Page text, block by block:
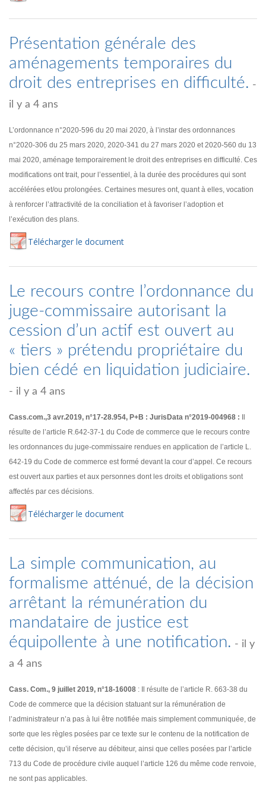
Présentation générale des
aménagements temporaires du
droit des entreprises en difficulté. -
il y a 4 ans
L’ordonnance n°2020-596 du 20 mai 2020, à l’instar des ordonnances
n°2020-306 du 25 mars 2020, 2020-341 du 27 mars 2020 et 2020-560 du 13
mai 2020, aménage temporairement le droit des entreprises en difficulté. Ces
modifications ont trait, pour l’essentiel, à la durée des procédures qui sont
accélérées et/ou prolongées. Certaines mesures ont, quant à elles, vocation
à renforcer l’attractivité de la conciliation et à favoriser l’adoption et
l’exécution des plans.
Télécharger le document
Le recours contre l’ordonnance du
juge-commissaire autorisant la
cession d’un actif est ouvert au
« tiers » prétendu propriétaire du
bien cédé en liquidation judiciaire.
- il y a 4 ans
Cass.com.,3 avr.2019, n°17-28.954, P+B : JurisData n°2019-004968 :
résulte de l’article R.642-37-1 du Code de commerce que le recours contre
les ordonnances du juge-commissaire rendues en application de l’article L.
642-19 du Code de commerce est formé devant la cour d’appel. Ce recours
est ouvert aux parties et aux personnes dont les droits et obligations sont
affectés par ces décisions.
Télécharger le document
La simple communication, au
formalisme atténué, de la décision
arrêtant la rémunération du
mandataire de justice est
équipollente à une notification. - il y
a 4 ans
Cass. Com., 9 juillet 2019, n°18-16008 : Il résulte de l’article R. 663-38 du
Code de commerce que la décision statuant sur la rémunération de
l’administrateur n’a pas à lui être notifiée mais simplement communiquée, de
sorte que les règles posées par ce texte sur le contenu de la notification de
cette décision, qu’il réserve au débiteur, ainsi que celles posées par l’article
713 du Code de procédure civile auquel l’article 126 du même code renvoie,
ne sont pas applicables.